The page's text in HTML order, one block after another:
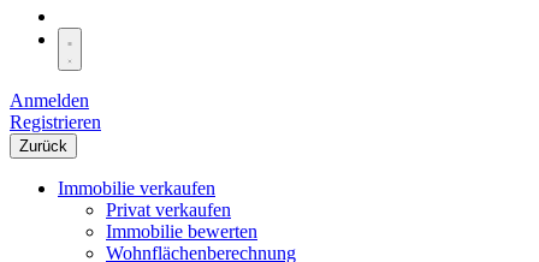
Anmelden
Registrieren
Zurück
Immobilie verkaufen
Privat verkaufen
Immobilie bewerten
Wohnflächenberechnung